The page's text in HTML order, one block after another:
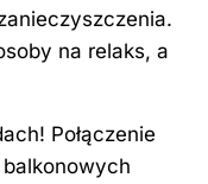
na relaks, a
Połączenie